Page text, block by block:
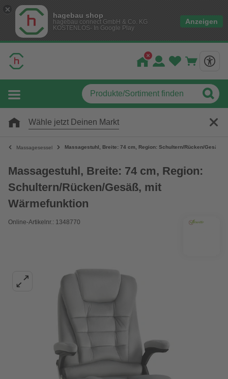
hagebau shop
hagebau connect GmbH & Co. KG
KOSTENLOS- In Google Play
Anzeigen
Wähle jetzt Deinen Markt
Massagesessel Massagestuhl, Breite: 74 cm, Region: Schultern/Rücken/Gesäß,
Massagestuhl, Breite: 74 cm, Region:
Schultern/Rücken/Gesäß, mit
Wärmefunktion
Online-Artikelnr.: 1348770